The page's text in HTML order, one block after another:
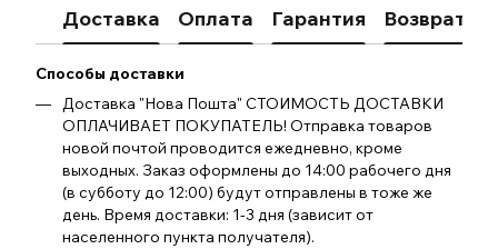
Доставка Оплата Гарантия Возврат
Способы доставки
Доставка "Нова Пошта" СТОИМОСТЬ ДОСТАВКИ
ОПЛАЧИВАЕТ ПОКУПАТЕЛЬ! Отправка товаров
новой почтой проводится ежедневно, кроме
выходных. Заказ оформлены до 14:00 рабочего дня
(в субботу до 12:00) будут отправлены в тоже же
день. Время доставки: 1-3 дня (зависит от
населенного пункта получателя).